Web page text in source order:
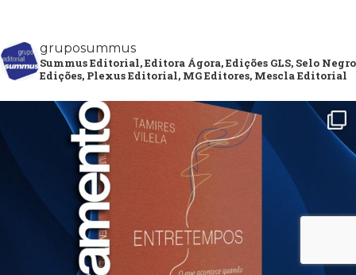
gruposummus
Summus Editorial, Editora Ágora, Edições GLS, Selo Negro
Edições, Plexus Editorial, MG Editores, Mescla Editorial